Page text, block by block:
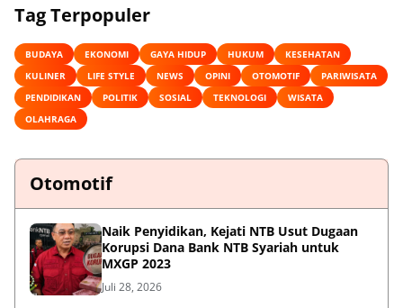
Tag Terpopuler
BUDAYA EKONOMI GAYA HIDUP HUKUM
KESEHATAN
KULINER
LIFE STYLE NEWS OPINI OTOMOTIF
PARIWISATA
PENDIDIKAN
POLITIK SOSIAL TEKNOLOGI
WISATA
OLAHRAGA
Otomotif
Naik Penyidikan, Kejati NTB Usut Dugaan
Korupsi Dana Bank NTB Syariah untuk
MXGP 2023
Juli 28, 2026